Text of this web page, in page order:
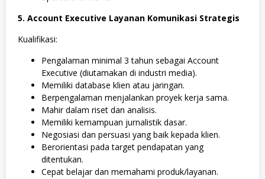
5. Account Executive Layanan Komunikasi Strategis
Kualifikasi:
Pengalaman minimal 3 tahun sebagai Account
Executive (diutamakan di industri media).
Memiliki database klien atau jaringan.
Berpengalaman menjalankan proyek kerja sama.
Mahir dalam riset dan analisis.
Memiliki kemampuan jurnalistik dasar.
Negosiasi dan persuasi yang baik kepada klien.
Berorientasi pada target pendapatan yang
ditentukan.
Cepat belajar dan memahami produk/layanan.